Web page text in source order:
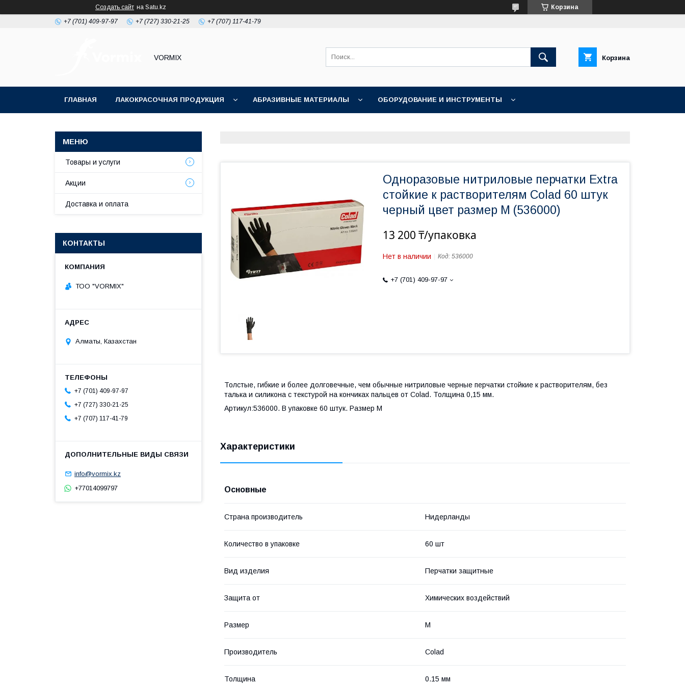
Создать сайт на Satu.kz Корзина
+7 (701) 409-97-97 +7 (727) 330-21-25 +7 (707) 117-41-79
VORMIX Корзина
ГЛАВНАЯ ЛАКОКРАСОЧНАЯ ПРОДУКЦИЯ АБРАЗИВНЫЕ МАТЕРИАЛЫ ОБОРУДОВАНИЕ И ИНСТРУМЕНТЫ
Одноразовые нитриловые перчатки Extra
стойкие к растворителям Colad 60 штук
черный цвет размер M (536000)
13 200 ₸/упаковка
Нет в наличии Код: 536000
+7 (701) 409-97-97
Толстые, гибкие и более долговечные, чем обычные нитриловые черные перчатки стойкие к растворителям, без
талька и силикона с текстурой на кончиках пальцев от Colad. Толщина 0,15 мм.
Артикул:536000. В упаковке 60 штук. Размер M
Характеристики
Основные
Страна производитель Нидерланды
Количество в упаковке 60 шт
Вид изделия Перчатки защитные
Защита от Химических воздействий
Размер M
Производитель Colad
Толщина 0.15 мм
Товары и услуги
Акции
Доставка и оплата
КОНТАКТЫ
ТОО "VORMIX"
Алматы, Казахстан
+7 (701) 409-97-97
+7 (727) 330-21-25
+7 (707) 117-41-79
info@vormix.kz
+77014099797